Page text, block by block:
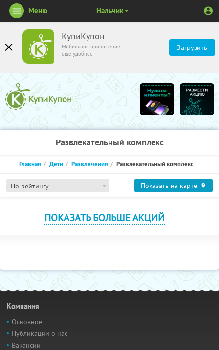
КупиКупон
Мобильное приложение
ещё удобнее
Загрузить
Меню Нальчик
Развлекательный комплекс
По рейтингу
Главная Дети Развлечения Развлекательный комплекс
Показать на карте
ПОКАЗАТЬ БОЛЬШЕ АКЦИЙ
Компания
Основное
Публикации о нас
Вакансии